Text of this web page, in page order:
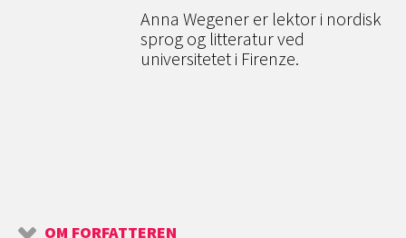
Anna Wegener er lektor i nordisk
sprog og litteratur ved
universitetet i Firenze.
OM FORFATTEREN